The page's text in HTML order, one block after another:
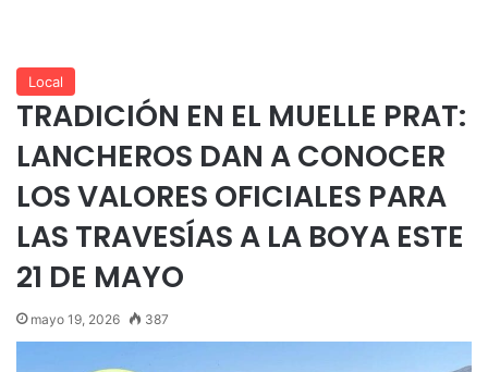
Local
TRADICIÓN EN EL MUELLE PRAT:
LANCHEROS DAN A CONOCER
LOS VALORES OFICIALES PARA
LAS TRAVESÍAS A LA BOYA ESTE
21 DE MAYO
mayo 19, 2026 387